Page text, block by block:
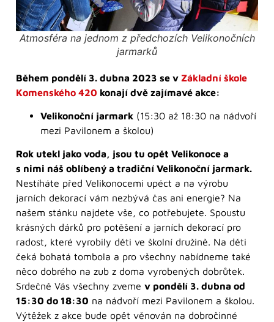
Atmosféra na jednom z předchozích Velikonočních
jarmarků
Během pondělí 3. dubna 2023 se v Základní škole
Komenského 420 konají dvě zajímavé akce:
Velikonoční jarmark (15:30 až 18:30 na nádvoří
mezi Pavilonem a školou)
Rok utekl jako voda, jsou tu opět Velikonoce a
s nimi náš oblíbený a tradiční Velikonoční jarmark.
Nestíháte před Velikonocemi upéct a na výrobu
jarních dekorací vám nezbývá čas ani energie? Na
našem stánku najdete vše, co potřebujete. Spoustu
krásných dárků pro potěšení a jarních dekorací pro
radost, které vyrobily děti ve školní družině. Na děti
čeká bohatá tombola a pro všechny nabídneme také
něco dobrého na zub z doma vyrobených dobrůtek.
Srdečně Vás všechny zveme v pondělí 3. dubna od
15:30 do 18:30 na nádvoří mezi Pavilonem a školou.
Výtěžek z akce bude opět věnován na dobročinné